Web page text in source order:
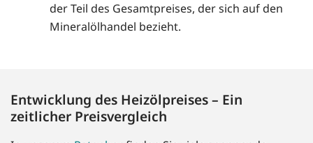
der Teil des Gesamtpreises, der sich auf den
Mineralölhandel bezieht.
Entwicklung des Heizölpreises – Ein
zeitlicher Preisvergleich